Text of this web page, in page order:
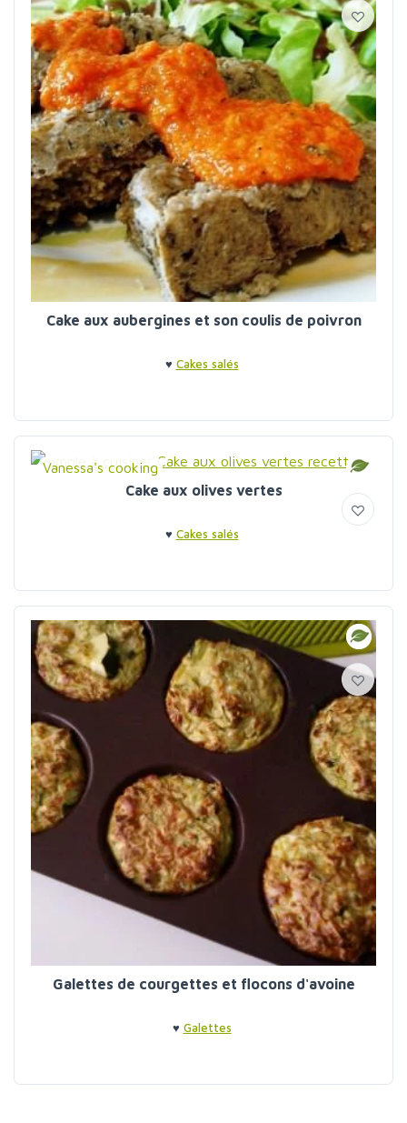
Cake aux aubergines et son coulis de poivron
♥ Cakes salés
Vanessa's cooking
Cake aux olives vertes
♥ Cakes salés
Galettes de courgettes et flocons d'avoine
♥ Galettes